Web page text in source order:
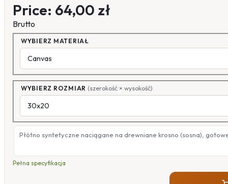
Price: 64,00 zł
Brutto
WYBIERZ MATERIAŁ
WYBIERZ ROZMIAR (szerokość × wysokość)
Płótno syntetyczne naciągane na drewniane krosno (sosna),
Pełna specyfikacja